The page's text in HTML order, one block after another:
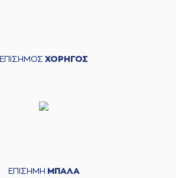
ΕΠΙΣΗΜΟΣ ΧΟΡΗΓΟΣ
ΕΠΙΣΗΜΗ ΜΠΑΛΑ